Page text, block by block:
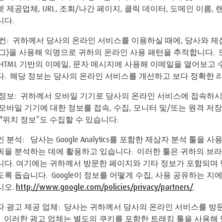
제공업체, URL, 조회/나간 페이지, 클릭 데이터, 도메인 이름,
다.
: 귀하께서 당사의 온라인 서비스를 이용하실 때에, 당사와
)을 사용해 익명으로 귀하의 온라인 사용 패턴을 추적합니다.
기반의 이메일, 문자 메시지에 사용해 이메일을 열어보
. 해당 정보는 당사의 온라인 서비스를 개선하고 보다 정확한
보: 귀하께서 모바일 기기로 당사의 온라인 서비스에 접속하
바일 기기에 대한 정보를 접속, 수집, 모니터 및/또는 원격 저
위치 정보”도 수집할 수 있습니다.
분석: 당사는 Google Analytics를 포함한 제삼자 분석 툴을 사
을 분석하는 데에 활용하고 있습니다. 이러한 툴은 귀하의 브
다. 여기에는 귀하께서 방문한 페이지와 기타 정보가 포함되
록 돕습니다. Google이 정보를 어떻게 수집, 사용 공유하는 지
오. http://www.google.com/policies/privacy/partners/.
광고 제공 업체: 당사는 귀하께서 당사의 온라인 서비스를 방
러한 광고 업체는 별도의 쿠키를 포함한 트래킹 툴을 사용